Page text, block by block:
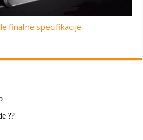
finalne specifikacije